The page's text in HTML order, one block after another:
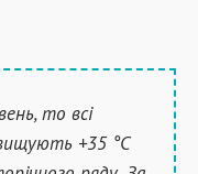
то всі
+35 °C